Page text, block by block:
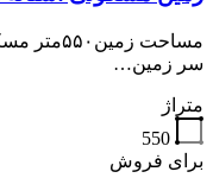
مساحت
سر زمین…
متراژ
550
برای فروش